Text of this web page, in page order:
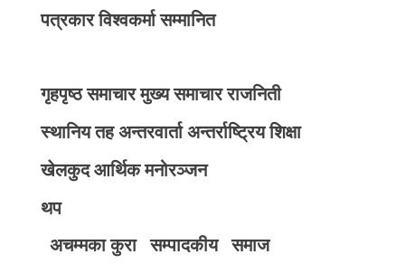
पत्रकार विश्वकर्मा सम्मानित
गृहपृष्ठ समाचार मुख्य समाचार राजनिती
स्थानिय तह अन्तरवार्ता अन्तर्राष्ट्रिय शिक्षा
खेलकुद आर्थिक मनोरञ्जन
थप
अचम्मका कुरा
सम्पादकीय
समाज